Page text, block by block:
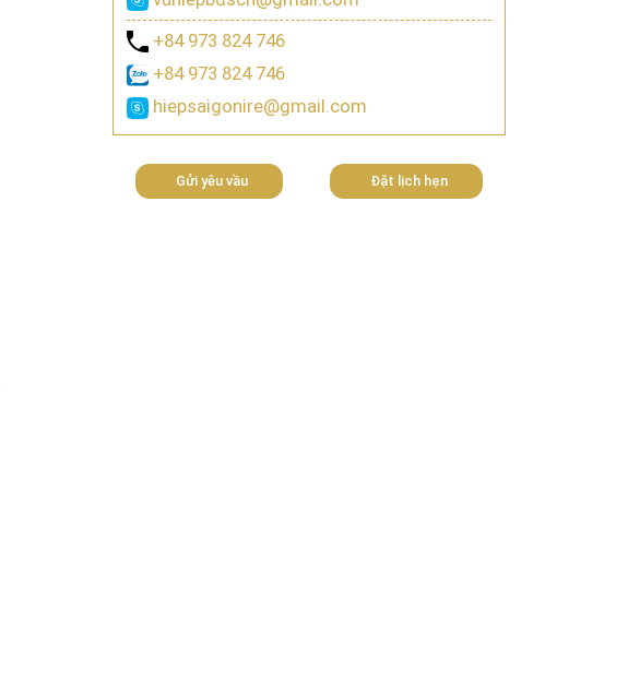
+84 973 824 746
+84 973 824 746
hiepsaigonire@gmail.com
Gửi yêu vầu Đặt lịch hẹn